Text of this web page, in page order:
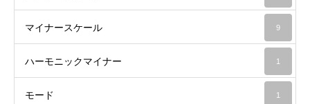
マイナースケール 9
ハーモニックマイナー 1
モード 1